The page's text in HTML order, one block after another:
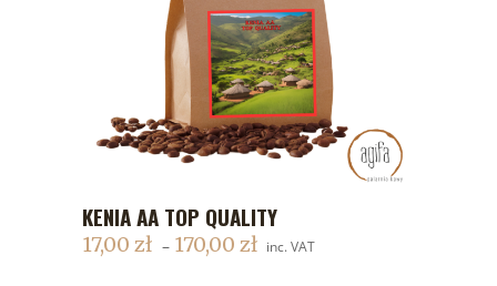
DODAJ DO KOSZYKA
KENIA AA TOP QUALITY
17,00 zł – 170,00 zł inc. VAT